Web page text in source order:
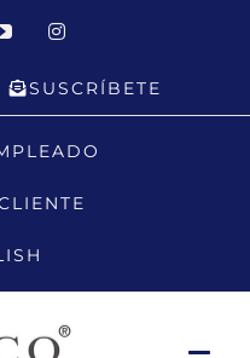
YouTubeInstagram
SUSCRÍBETE